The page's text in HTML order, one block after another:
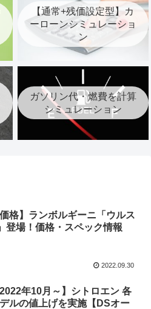
【通常+残価設定型】カ
ーローンシミュレーショ
ン
ガソリン代・燃費を計算
シミュレーション
価格】ランボルギーニ「ウルス
登場！価格・スペック情報
2022.09.30
2022年10月～】シトロエン 各
ルの値上げを実施【DSオー